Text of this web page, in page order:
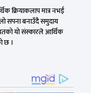
मात्र नभई
सपना बनाउँदै समुदाय
यो संस्कारले आर्थिक
छ ।